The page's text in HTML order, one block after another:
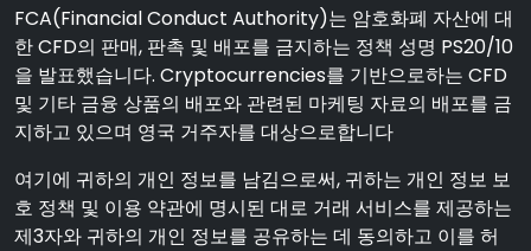
FCA(Financial Conduct Authority)는 암호화폐 자산에 대
한 CFD의 판매, 판촉 및 배포를 금지하는 정책 성명 PS20/10
을 발표했습니다. Cryptocurrencies를 기반으로하는 CFD
및 기타 금융 상품의 배포와 관련된 마케팅 자료의 배포를 금
지하고 있으며 영국 거주자를 대상으로합니다
여기에 귀하의 개인 정보를 남김으로써, 귀하는 개인 정보 보
호 정책 및 이용 약관에 명시된 대로 거래 서비스를 제공하는
제3자와 귀하의 개인 정보를 공유하는 데 동의하고 이를 허